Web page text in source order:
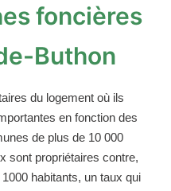
foncières
Buthon
du logement où ils
en fonction des
de plus de 10 000
sont propriétaires contre,
habitants, un taux qui